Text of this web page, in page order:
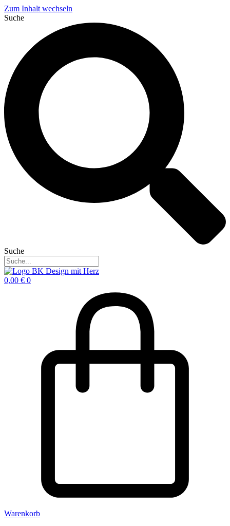
Zum Inhalt wechseln
Suche
Suche
0,00 € 0
Warenkorb